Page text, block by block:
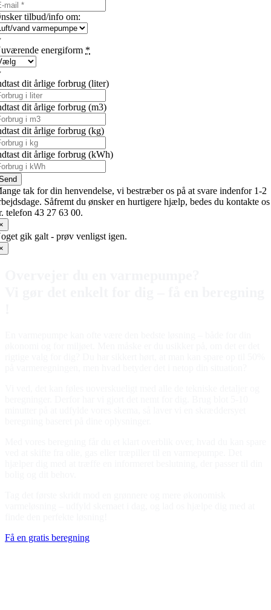
tilbud/info om:
energiform *
dit årlige forbrug (liter)
dit årlige forbrug (m3)
dit årlige forbrug (kg)
dit årlige forbrug (kWh)
tak for din henvendelse, vi bestræber os på at svare indenfor 1-2
Såfremt du ønsker en hurtigere hjælp, bedes du kontakte os
telefon 43 27 63 00.
gik galt - prøv venligst igen.
Få en gratis beregning